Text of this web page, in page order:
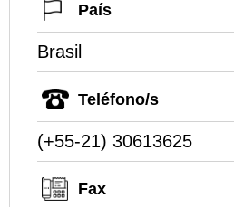
País
Brasil
Teléfono/s
(+55-21) 30613625
Fax